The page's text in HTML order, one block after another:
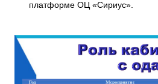
платформе ОЦ «Сириус».